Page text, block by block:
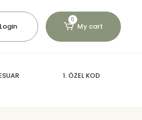
Login
0
My cart
1. ÖZEL KOD